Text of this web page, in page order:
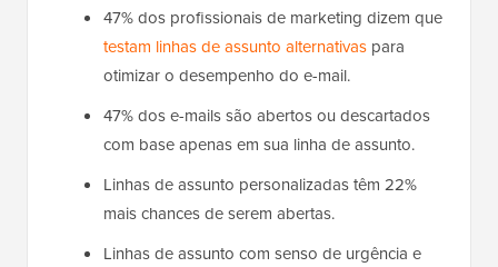
47% dos profissionais de marketing dizem que
testam linhas de assunto alternativas para
otimizar o desempenho do e-mail.
47% dos e-mails são abertos ou descartados
com base apenas em sua linha de assunto.
Linhas de assunto personalizadas têm 22%
mais chances de serem abertas.
Linhas de assunto com senso de urgência e